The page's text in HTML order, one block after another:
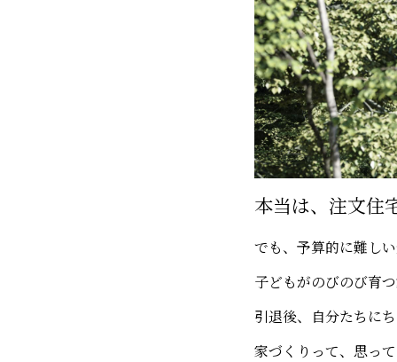
本当は、注文住
でも、予算的に難し
子どもがのびのび育
引退後、自分たちに
家づくりって、思っ